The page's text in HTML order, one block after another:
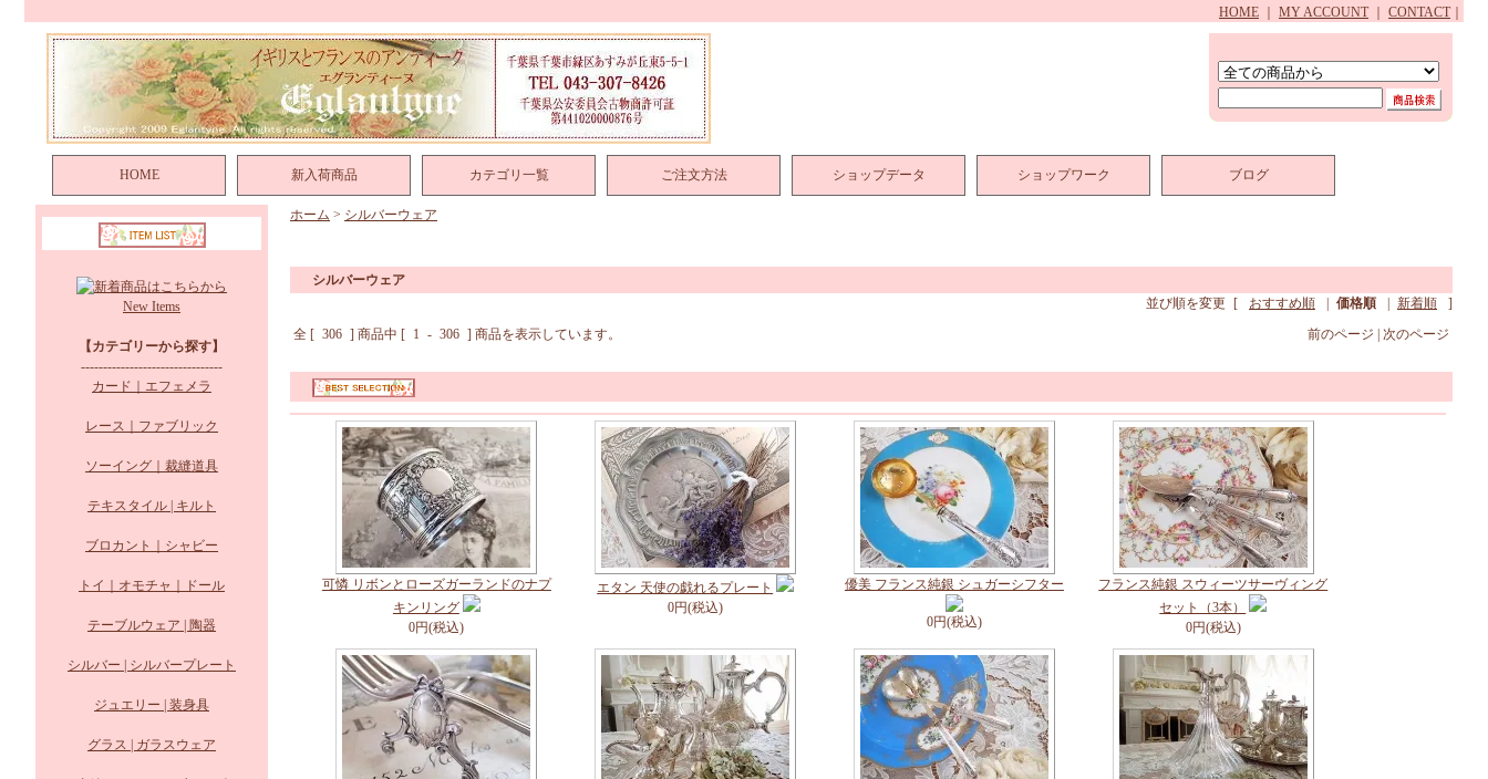
HOME MY ACCOUNT CONTACT
HOME 新入荷商品 カテゴリ一覧 ご注文方法 ショップデータ ショップワーク ブログ
New Items
【カテゴリーから探す】
--------------------------------
カード｜エフェメラ
レース｜ファブリック
ソーイング｜裁縫道具
テキスタイル | キルト
ブロカント｜シャビー
トイ｜オモチャ｜ドール
テーブルウェア | 陶器
シルバー | シルバープレート
ジュエリー | 装身具
グラス | ガラスウェア
ホーム > シルバーウェア
シルバーウェア
並び順を変更 [ おすすめ順 価格順 新着順
]
全 [ 306 ] 商品中 [ 1 - 306 ] 商品を表示しています。 前のページ | 次のページ
可憐 リボンとローズガーランドのナプ
キンリング
0円(税込)
エタン 天使の戯れるプレート
0円(税込)
優美 フランス純銀 シュガーシフター
0円(税込)
フランス純銀 スウィーツサーヴィング
セット（3本）
0円(税込)